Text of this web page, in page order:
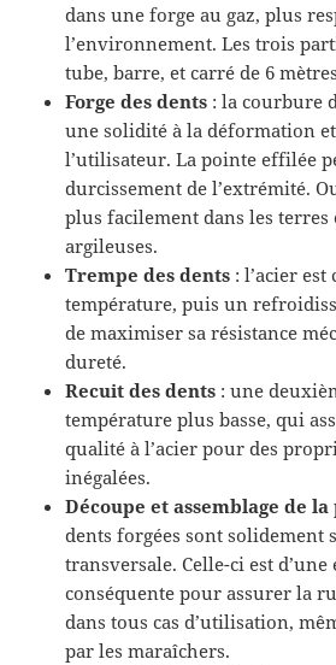
dans une forge au gaz, plus
l’environnement. Les trois
tube, barre, et carré de 6
Forge des dents : la courbure
une solidité à la déformation
l’utilisateur. La pointe effilée
durcissement de l’extrémité.
plus facilement dans les terres
argileuses.
Trempe des dents : l’acier
température, puis un
de maximiser sa résistance
dureté.
Recuit des dents : une
température plus basse, qui
qualité à l’acier pour des
inégalées.
Découpe et assemblage de
dents forgées sont solidement
transversale. Celle-ci est d’une
conséquente pour assurer la
dans tous cas d’utilisation,
par les maraîchers.